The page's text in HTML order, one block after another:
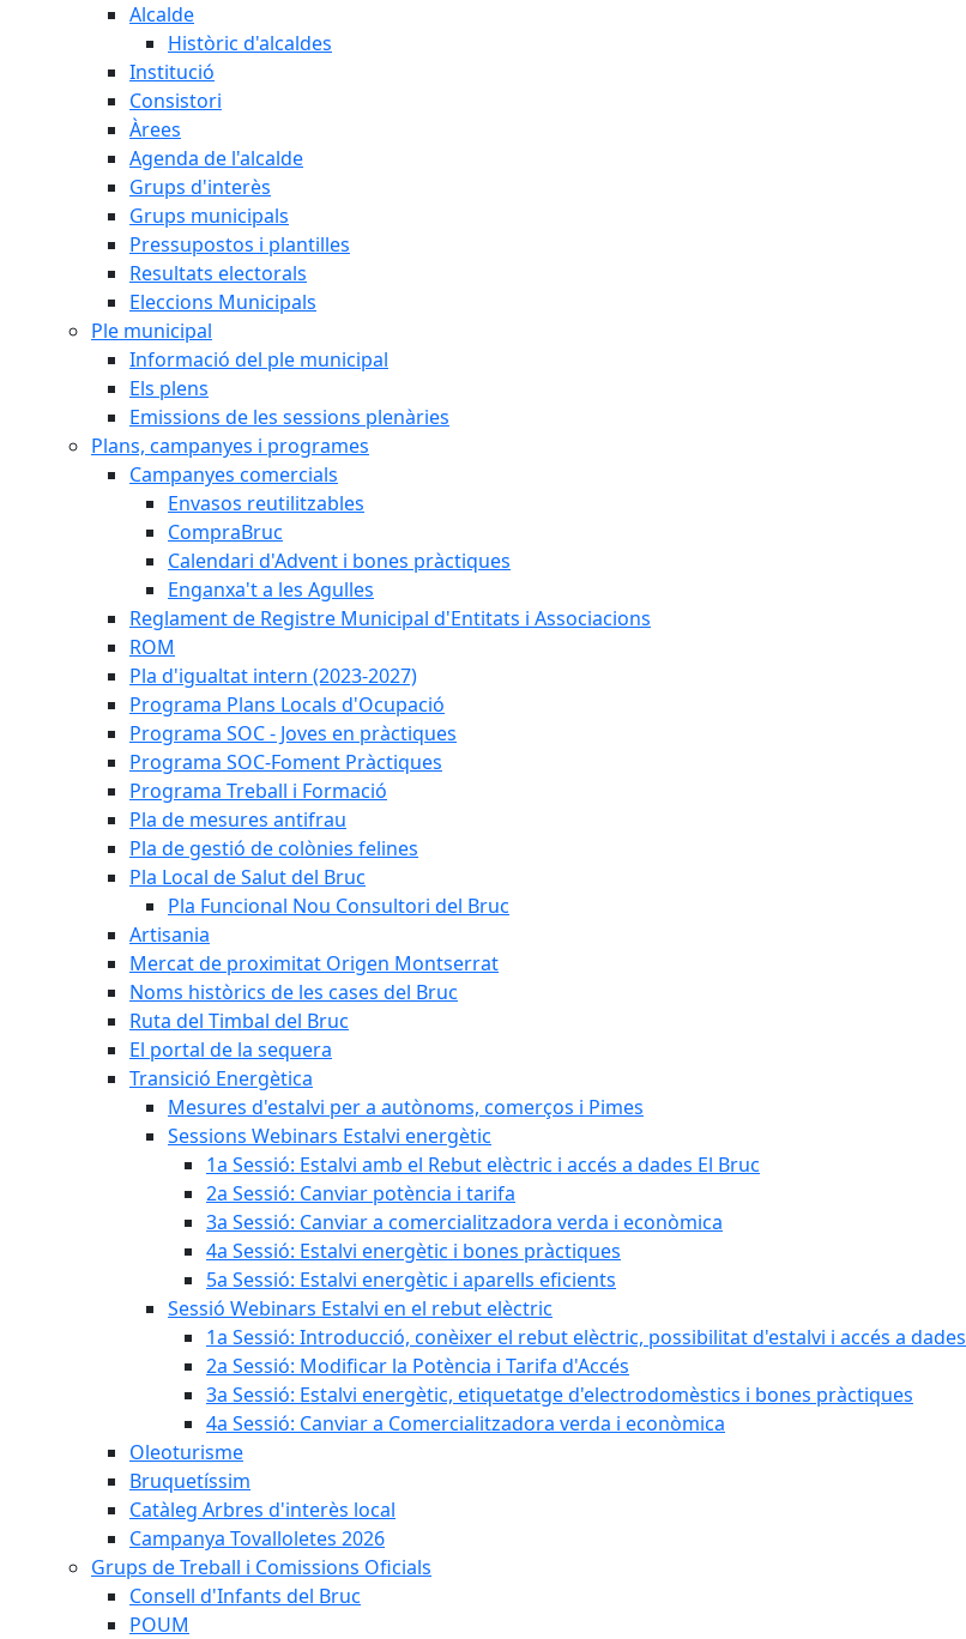
Alcalde
Històric d'alcaldes
Institució
Consistori
Àrees
Agenda de l'alcalde
Grups d'interès
Grups municipals
Pressupostos i plantilles
Resultats electorals
Eleccions Municipals
Ple municipal
Informació del ple municipal
Els plens
Emissions de les sessions plenàries
Plans, campanyes i programes
Campanyes comercials
Envasos reutilitzables
CompraBruc
Calendari d'Advent i bones pràctiques
Enganxa't a les Agulles
Reglament de Registre Municipal d'Entitats i Associacions
ROM
Pla d'igualtat intern (2023-2027)
Programa Plans Locals d'Ocupació
Programa SOC - Joves en pràctiques
Programa SOC-Foment Pràctiques
Programa Treball i Formació
Pla de mesures antifrau
Pla de gestió de colònies felines
Pla Local de Salut del Bruc
Pla Funcional Nou Consultori del Bruc
Artisania
Mercat de proximitat Origen Montserrat
Noms històrics de les cases del Bruc
Ruta del Timbal del Bruc
El portal de la sequera
Transició Energètica
Mesures d'estalvi per a autònoms, comerços i Pimes
Sessions Webinars Estalvi energètic
1a Sessió: Estalvi amb el Rebut elèctric i accés a dades El Bruc
2a Sessió: Canviar potència i tarifa
3a Sessió: Canviar a comercialitzadora verda i econòmica
4a Sessió: Estalvi energètic i bones pràctiques
5a Sessió: Estalvi energètic i aparells eficients
Sessió Webinars Estalvi en el rebut elèctric
1a Sessió: Introducció, conèixer el rebut elèctric, possibilitat d'estalvi i accés a dades
2a Sessió: Modificar la Potència i Tarifa d'Accés
3a Sessió: Estalvi energètic, etiquetatge d'electrodomèstics i bones pràctiques
4a Sessió: Canviar a Comercialitzadora verda i econòmica
Oleoturisme
Bruquetíssim
Catàleg Arbres d'interès local
Campanya Tovalloletes 2026
Grups de Treball i Comissions Oficials
Consell d'Infants del Bruc
POUM